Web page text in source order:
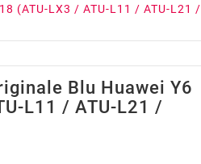
(ATU-LX3 / ATU-L11 / ATU-L21 /
Blu Huawei Y6
L11 / ATU-L21 /